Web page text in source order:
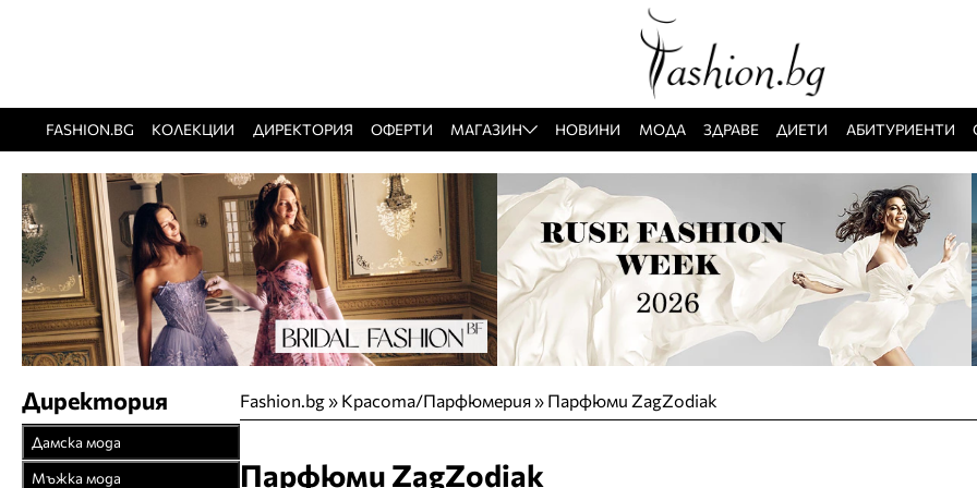
FASHION.BG КОЛЕКЦИИ ДИРЕКТОРИЯ ОФЕРТИ МАГАЗИН НОВИНИ МОДА ЗДРАВЕ ДИЕТИ АБИТУРИЕНТИ
Fashion.bg» Красота/Парфюмерия» Парфюми ZagZodiak
Парфюми ZagZodiak
Директория
Дамска мода
Връхни облекла
Мъжка мода